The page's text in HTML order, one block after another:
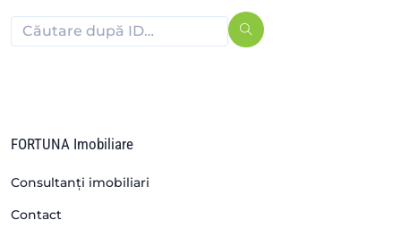
FORTUNA Imobiliare
Consultanți imobiliari
Contact